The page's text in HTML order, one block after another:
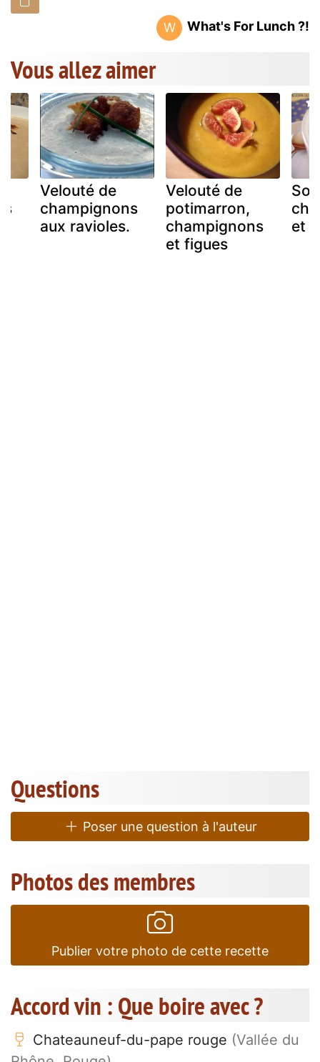
W What's For Lunch ?!
Vous allez aimer
Velouté de
champignons
aux ravioles.
Velouté de
potimarron,
champignons
et figues
et
Questions
Poser une question à l'auteur
Photos des membres
Publier votre photo de cette recette
Accord vin : Que boire avec ?
Chateauneuf-du-pape rouge (Vallée du